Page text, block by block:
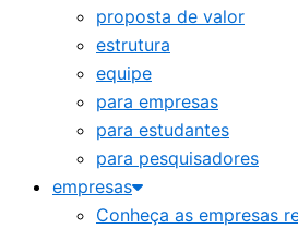
proposta de valor
estrutura
equipe
para empresas
para estudantes
para pesquisadores
empresas
Conheça as empresas